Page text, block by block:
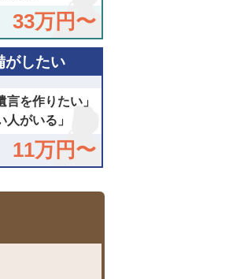
33万円〜
がしたい
言を作りたい」
人がいる」
11万円〜